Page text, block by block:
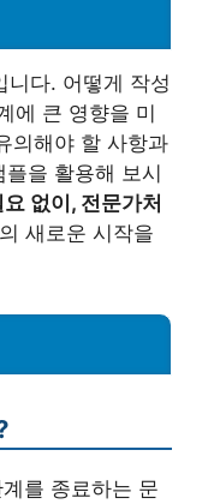
니다. 어떻게 작성
에 큰 영향을 미
의해야 할 사항과
을 활용해 보시
없이, 전문가처
새로운 시작을
를 종료하는 문